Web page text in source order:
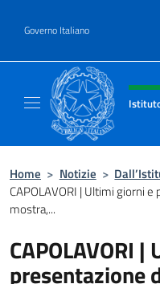
Governo Italiano
Intestazione
Home > Notizie >
CAPOLAVORI | Ultimi giorni
mostra,...
CAPOLAVORI
presentazione